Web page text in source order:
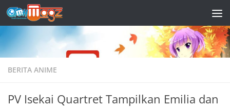
Skip to content
BERITA ANIME
PV Isekai Quartret Tampilkan Emilia dan